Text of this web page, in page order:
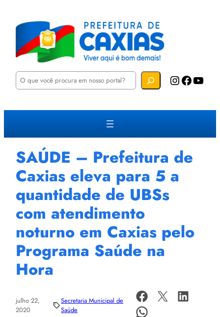
P
u
a
Instagram Facebook YouTube
SAÚDE – Prefeitura de
Caxias eleva para 5 a
quantidade de UBSs
com atendimento
noturno em Caxias pelo
Programa Saúde na
Hora
julho 22,
2020
Secretaria Municipal de
Saúde